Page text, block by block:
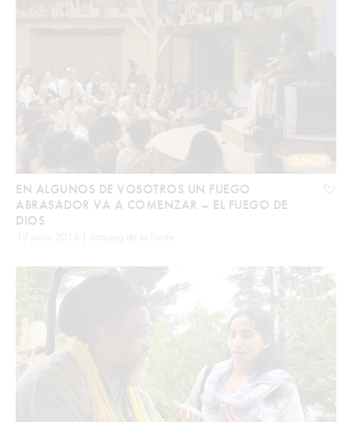
2:54:39
EN ALGUNOS DE VOSOTROS UN FUEGO
ABRASADOR VA A COMENZAR – EL FUEGO DE
DIOS